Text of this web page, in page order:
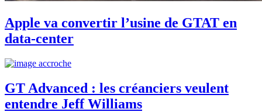
Apple va convertir l’usine de GTAT en
data-center
GT Advanced : les créanciers veulent
entendre Jeff Williams